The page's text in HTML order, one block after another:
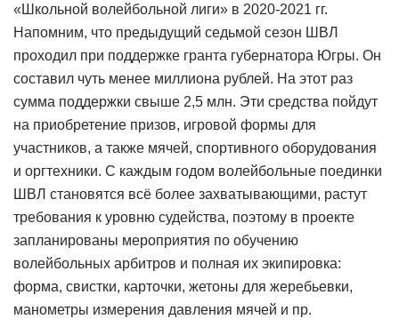
«Школьной волейбольной лиги» в 2020-2021 гг.
Напомним, что предыдущий седьмой сезон ШВЛ
проходил при поддержке гранта губернатора Югры. Он
составил чуть менее миллиона рублей. На этот раз
сумма поддержки свыше 2,5 млн. Эти средства пойдут
на приобретение призов, игровой формы для
участников, а также мячей, спортивного оборудования
и оргтехники. С каждым годом волейбольные поединки
ШВЛ становятся всё более захватывающими, растут
требования к уровню судейства, поэтому в проекте
запланированы мероприятия по обучению
волейбольных арбитров и полная их экипировка:
форма, свистки, карточки, жетоны для жеребьевки,
манометры измерения давления мячей и пр.